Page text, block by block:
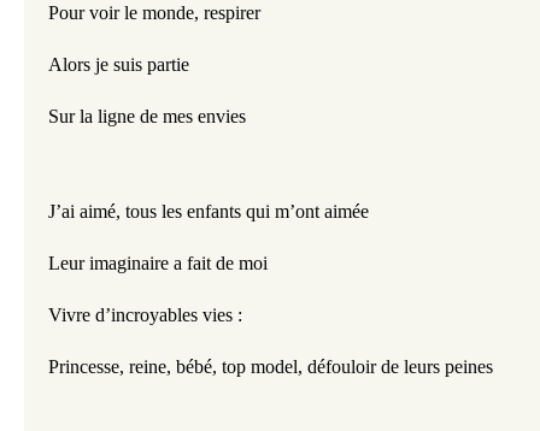
Pour voir le monde, respirer
Alors je suis partie
Sur la ligne de mes envies
J’ai aimé, tous les enfants qui m’ont aimée
Leur imaginaire a fait de moi
Vivre d’incroyables vies :
Princesse, reine, bébé, top model, défouloir de leurs peines